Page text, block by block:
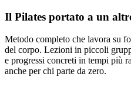
Il Pilates portato a un
Metodo completo che lavora su
del corpo. Lezioni in piccoli
e progressi concreti in tempi più
anche per chi parte da zero.